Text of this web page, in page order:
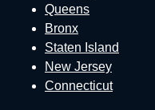
Queens
Bronx
Staten Island
New Jersey
Connecticut